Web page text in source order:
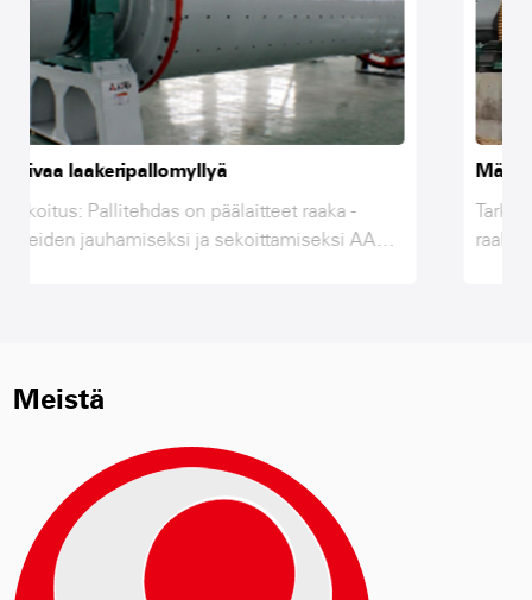
-
AAC -
Märkä laakeripallomylly
Tarkoitus: Pallamylly on tärkeimmät laitteet
raaka -aineiden hiomista ja sekoittamista
avainlaitteet raaka -aineiden jauhamiseksi.
Meistä